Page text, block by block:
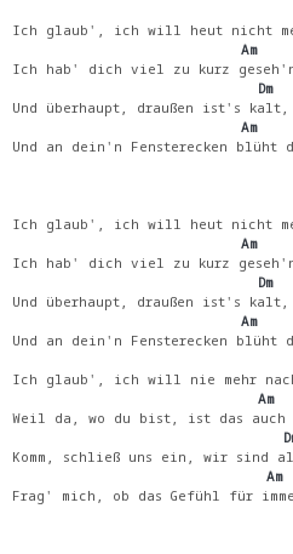
Ich glaub', ich will heut nicht
                           Am
Ich hab' dich viel zu kurz
                             Dm
Und überhaupt, draußen ist's
                           Am
Und an dein'n Fensterecken blüht
Ich glaub', ich will heut nicht
                           Am
Ich hab' dich viel zu kurz
                             Dm
Und überhaupt, draußen ist's
                           Am
Und an dein'n Fensterecken blüht
Ich glaub', ich will nie mehr nach
                             Am
Weil da, wo du bist, ist das auch
Komm, schließ uns ein, wir sind
                              Am
Frag' mich, ob das Gefühl für